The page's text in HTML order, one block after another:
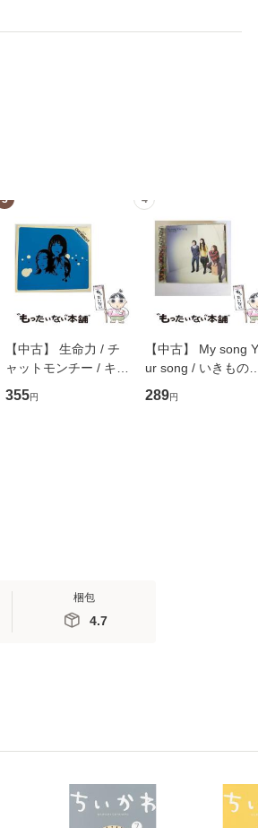
3
【中古】 生命力 / チ
ャットモンチー / キュ
ーンレコード [CD]
【メール便送料無料】
355円
4
【中古】 My song
ur song / いきものが
かり / [CD]【メール便
送料無料】
289円
梱包
4.7